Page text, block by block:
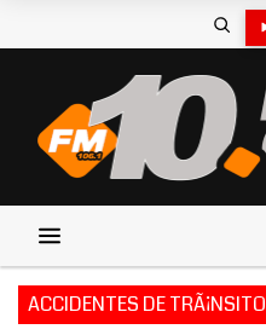
ACCIDENTES DE TRÃ¡NSITO